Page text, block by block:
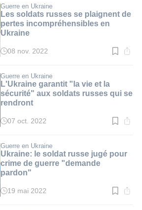
:
2
min.
Guerre en Ukraine
Les soldats russes se plaignent de
pertes incompréhensibles en
Ukraine
Temps
:
3
min.
08 nov. 2022
Guerre en Ukraine
L'Ukraine garantit "la vie et la
sécurité" aux soldats russes qui se
rendront
Temps
:
2
min.
07 oct. 2022
Guerre en Ukraine
Ukraine: le soldat russe jugé pour
crime de guerre "demande
pardon"
Temps
19 mai 2022